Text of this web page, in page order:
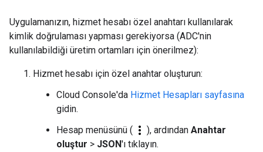
Uygulamanızın, hizmet hesabı özel anahtarı kullanılarak
kimlik doğrulaması yapması gerekiyorsa (ADC'nin
kullanılabildiği üretim ortamları için önerilmez):
Hizmet hesabı için özel anahtar oluşturun:
Cloud Console'da Hizmet Hesapları sayfasına
gidin.
Hesap menüsünü ( more_vert ), ardından Anahtar
oluştur > JSON'ı tıklayın.